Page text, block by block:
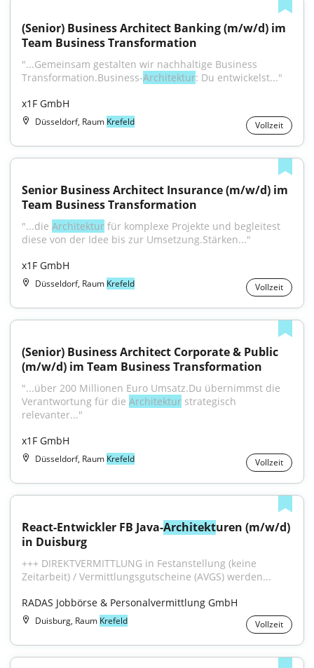
(Senior) Business Architect Banking (m/w/d) im
Team Business Transformation
"...Gemeinsam gestalten wir nachhaltige Business
Transformation.Business-Architektur: Du entwickelst..."
x1F GmbH
Düsseldorf, Raum Krefeld Vollzeit
Senior Business Architect Insurance (m/w/d) im
Team Business Transformation
"...die Architektur für komplexe Projekte und begleitest
diese von der Idee bis zur Umsetzung.Stärken..."
x1F GmbH
Düsseldorf, Raum Krefeld Vollzeit
(Senior) Business Architect Corporate & Public
(m/w/d) im Team Business Transformation
"...über 200 Millionen Euro Umsatz.Du übernimmst die
Verantwortung für die Architektur strategisch
relevanter..."
x1F GmbH
Düsseldorf, Raum Krefeld Vollzeit
React-Entwickler FB Java-Architekturen (m/w/d)
in Duisburg
+++ DIREKTVERMITTLUNG in Festanstellung (keine
Zeitarbeit) / Vermittlungsgutscheine (AVGS) werden...
RADAS Jobbörse & Personalvermittlung GmbH
Duisburg, Raum Krefeld Vollzeit